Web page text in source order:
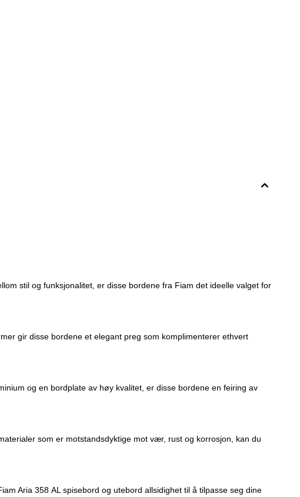
stil og funksjonalitet, er disse bordene fra Fiam det ideelle valget for
gir disse bordene et elegant preg som komplimenterer ethvert
og en bordplate av høy kvalitet, er disse bordene en feiring av
som er motstandsdyktige mot vær, rust og korrosjon, kan du
Aria 358 AL spisebord og utebord allsidighet til å tilpasse seg dine